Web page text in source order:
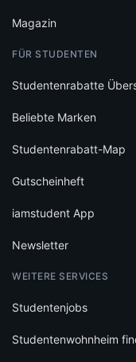
Magazin
FÜR STUDENTEN
Studentenrabatte
Beliebte Marken
Studentenrabatt-Map
Gutscheinheft
iamstudent App
Newsletter
WEITERE SERVICES
Studentenjobs
Studentenwohnheim